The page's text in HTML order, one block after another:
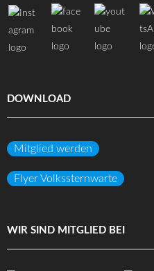
DOWNLOAD
Mitglied werden
Flyer Volkssternwarte
WIR SIND MITGLIED BEI